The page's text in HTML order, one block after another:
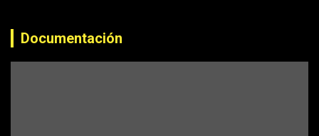
Documentación